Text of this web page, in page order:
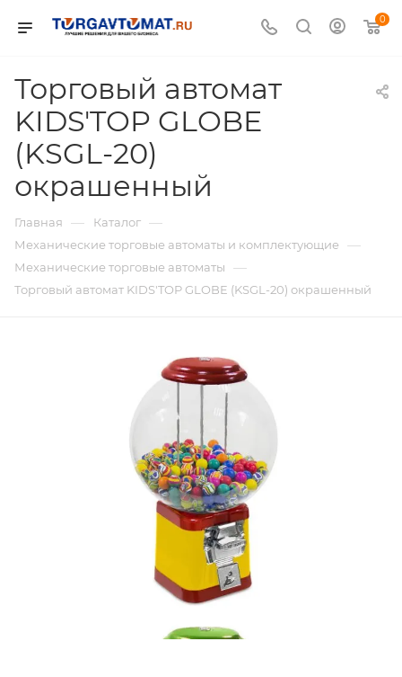
0
Торговый автомат
KIDS'TOP GLOBE
(KSGL-20)
окрашенный
Главная — Каталог —
Механические торговые автоматы и комплектующие —
Механические торговые автоматы —
Торговый автомат KIDS'TOP GLOBE (KSGL-20) окрашенный